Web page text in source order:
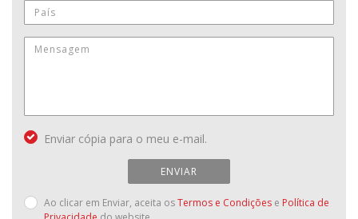
Enviar cópia para o meu e-mail.
ENVIAR
Ao clicar em Enviar, aceita osTermos e Condições e Política de